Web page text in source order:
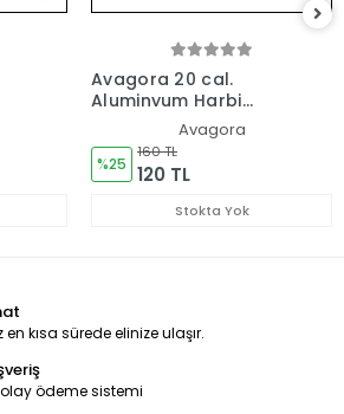
Avagora 20 cal.
Aluminyum Harbi
Takımı Tüfek
Temizleme Seti
Avagora
%25
160 TL
120 TL
Stokta Yok
kısa sürede elinize ulaşır.
ödeme sistemi